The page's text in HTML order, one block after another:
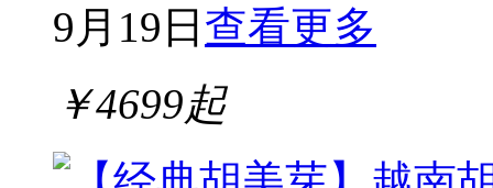
9月19日 查看更多
￥4699起